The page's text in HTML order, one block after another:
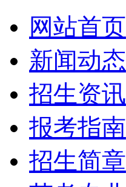
网站首页
新闻动态
招生资讯
报考指南
招生简章